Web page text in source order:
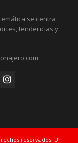
se centra
tendencias y
reservados. Un